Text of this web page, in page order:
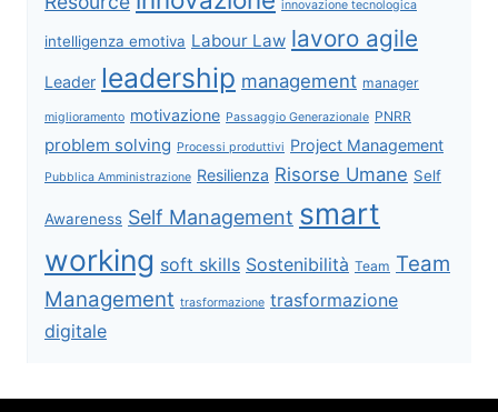
innovazione tecnologica
intelligenza emotiva Labour Law lavoro agile
Leader leadership management manager
miglioramento motivazione Passaggio Generazionale PNRR
problem solving Processi produttivi Project Management
Pubblica Amministrazione Resilienza Risorse Umane Self
Awareness Self Management smart
working soft skills Sostenibilità Team Team
Management trasformazione trasformazione
digitale